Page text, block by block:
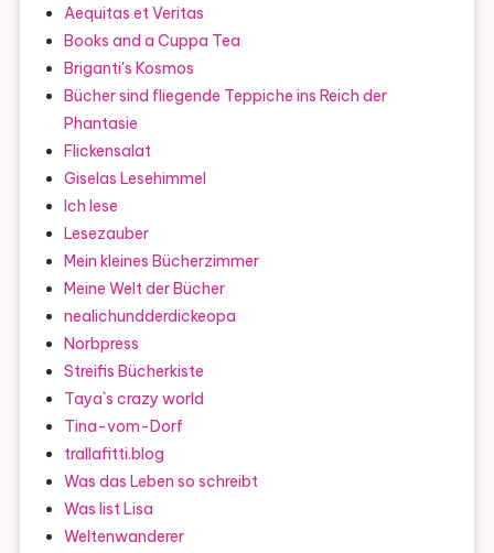
Aequitas et Veritas
Books and a Cuppa Tea
Briganti's Kosmos
Bücher sind fliegende Teppiche ins Reich der
Phantasie
Flickensalat
Giselas Lesehimmel
Ich lese
Lesezauber
Mein kleines Bücherzimmer
Meine Welt der Bücher
nealichundderdickeopa
Norbpress
Streifis Bücherkiste
Taya`s crazy world
Tina-vom-Dorf
trallafitti.blog
Was das Leben so schreibt
Was list Lisa
Weltenwanderer